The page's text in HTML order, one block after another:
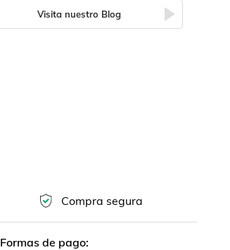
Visita nuestro Blog
Compra segura
Formas de pago: